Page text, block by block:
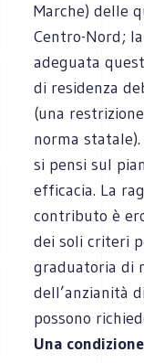
Marche) delle
Centro-Nord;
adeguata
di residenza
(una
norma
si pensi sul
efficacia. La
contributo è
dei soli criteri
graduatoria di
dell’anzianità
possono
Una